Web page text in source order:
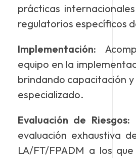
prácticas
regulatorios específicos
Implementación:
equipo en la
brindando capacitación
especializado.
Evaluación de Riesgos:
evaluación exhaustiva
LA/FT/FPADM a los